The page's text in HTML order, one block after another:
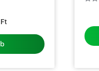
Ft